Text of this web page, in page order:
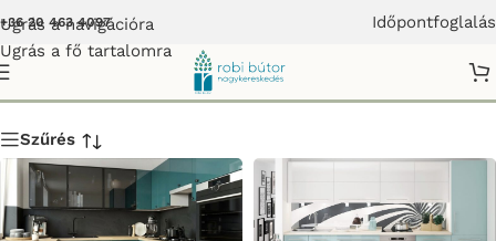
Ugrás a navigációra
Ugrás a fő tartalomra
+36 20 463 4097 Időpontfoglalás
EXTOM
Szűrés